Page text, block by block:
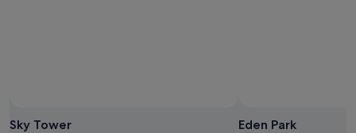
Sky Tower Eden Park